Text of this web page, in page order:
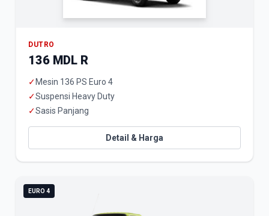
DUTRO
136 MDL R
✓ Mesin 136 PS Euro 4
✓Suspensi Heavy Duty
✓Sasis Panjang
Detail & Harga
EURO 4